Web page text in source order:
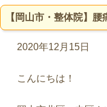
【岡山市・整体院】腰
2020年12月15日
こんにちは！